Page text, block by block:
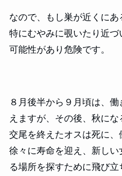
なので、もし巣が近くに
特にむやみに覗いたり近
可能性があり危険です。
８月後半から９月頃は、
えますが、その後、秋に
交尾を終えたオスは死に、
徐々に寿命を迎え、新し
る場所を探すために飛び